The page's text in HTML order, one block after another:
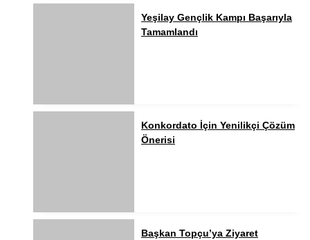
Yeşilay Gençlik Kampı Başarıyla
Tamamlandı
Konkordato İçin Yenilikçi Çözüm
Önerisi
Başkan Topçu’ya Ziyaret